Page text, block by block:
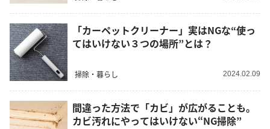
「カーペットクリーナー」実はNGな“使っ
てはいけない３つの場所”とは？
掃除・暮らし 2024.02.09
間違った方法で「カビ」が広がることも。
カビ汚れにやってはいけない“NG掃除”